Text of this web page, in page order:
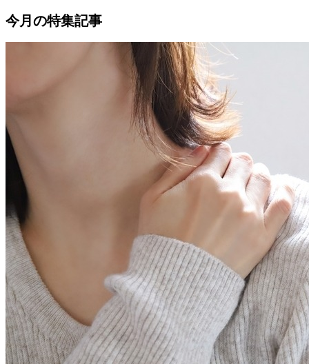
今月の特集記事